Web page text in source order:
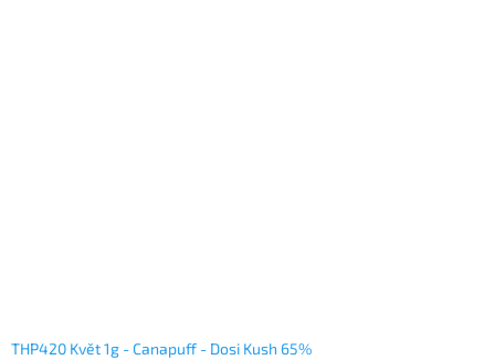
THP420 Květ 1g - Canapuff - Dosi Kush 65%